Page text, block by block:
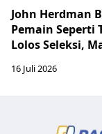
John Herdman
Pemain Seperti
Lolos Seleksi,
16 Juli 2026